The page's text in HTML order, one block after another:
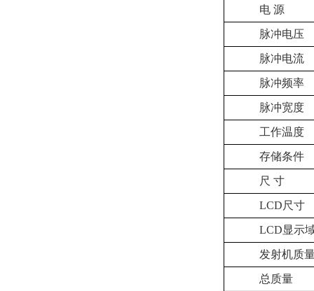
电 源
脉冲电压
脉冲电流
脉冲频率
脉冲宽度
工作温度
存储条件
尺 寸
LCD尺寸
LCD显示
发射机质
总质量